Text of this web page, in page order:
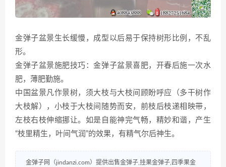
金弹子盆景生长缓慢，成型以后易于保持树形比例，不乱
形。
金弹子盆景施肥技巧：金弹子盆景喜肥，开春后施一次水
肥，薄肥勤施。
中国盆景凡作景树，须大枝与大枝间顾盼呼应（多干树作
大枝解），小枝于大枝间随势而安，前枝后枝递相映带，
左枝右枝伸缩挪让。如是自能神完气畅，精妙和谐，产生
“枝里精生，叶间气润”的效果，有精气尔后神生。
金弹子网（jindanzi.com）提供出售金弹子,挂果金弹子,四季果金